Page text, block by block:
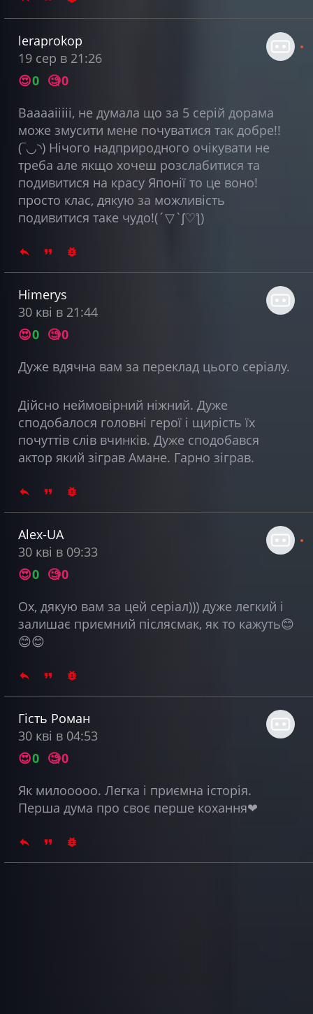
leraprokop
19 сер в 21:26
😍0 🧐0
Вааааііііі, не думала що за 5 серій дорама
може змусити мене почуватися так добре!!
(‾◡◝) Нічого надприродного очікувати не
треба але якщо хочеш розслабитися та
подивитися на красу Японії то це воно!
просто клас, дякую за можливість
подивитися таке чудо!(´▽`ʃ♡ƪ)
Himerys
30 кві в 21:44
😍0 🧐0
Дуже вдячна вам за переклад цього серіалу.
Дійсно неймовірний ніжний. Дуже
сподобалося головні герої і щирість їх
почуттів слів вчинків. Дуже сподобався
актор який зіграв Амане. Гарно зіграв.
Alex-UA
30 кві в 09:33
😍0 🧐0
Ох, дякую вам за цей серіал))) дуже легкий і
залишає приємний післясмак, як то кажуть😊
😊😊
Гість Роман
30 кві в 04:53
😍0 🧐0
Як милооооо. Легка і приємна історія.
Перша дума про своє перше кохання❤